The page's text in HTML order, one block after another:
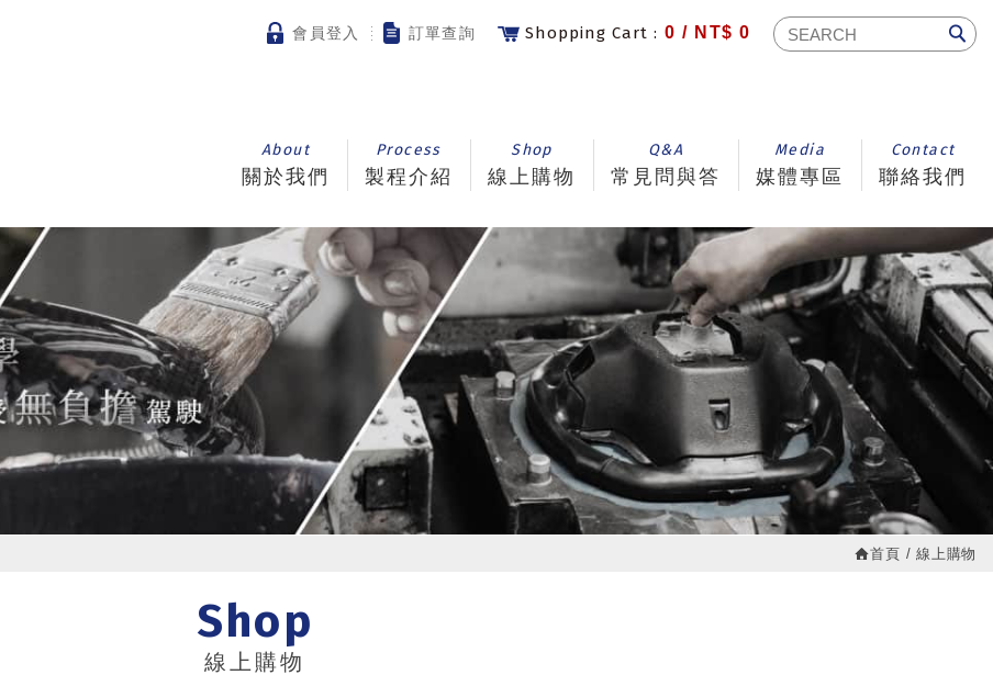
會員登入 訂單查詢 Shopping Cart : 0 / NT$ 0
About
關於我們
Process
製程介紹
Shop
線上購物
Q&A
常見問與答
Media
媒體專區
Contact
聯絡我們
首頁 線上購物
Shop
線上購物